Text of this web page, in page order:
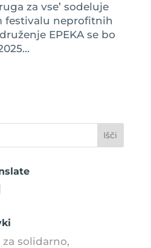
za vse’ sodeluje
festivalu neprofitnih
EPEKA se bo
solidarno,